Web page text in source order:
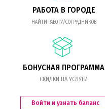
РАБОТА В ГОРОДЕ
НАЙТИ РАБОТУ/СОТРУДНИКОВ
БОНУСНАЯ ПРОГРАММА
СКИДКИ НА УСЛУГИ
Войти и узнать баланс